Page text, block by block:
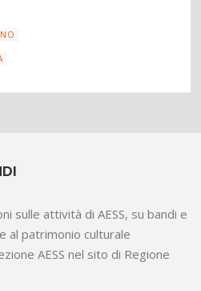
sulle attività di AESS, su bandi e
al patrimonio culturale
AESS nel sito di Regione